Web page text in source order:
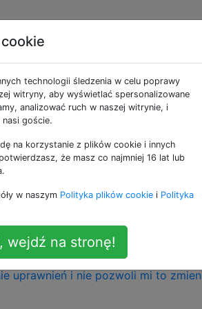
systemu, nie pozwala mi to
„nakładki ekranu”, ale kiedy
tego ustawienia, po prostu wysyła
technologii śledzenia w celu poprawy
witryny, aby wyświetlać spersonalizowane
analizować ruch w naszej witrynie, i
goście.
na korzystanie z plików cookie i innych
że masz co najmniej 16 lat lub
w naszym Polityka plików cookie i Polityka
wejdź na stronę!